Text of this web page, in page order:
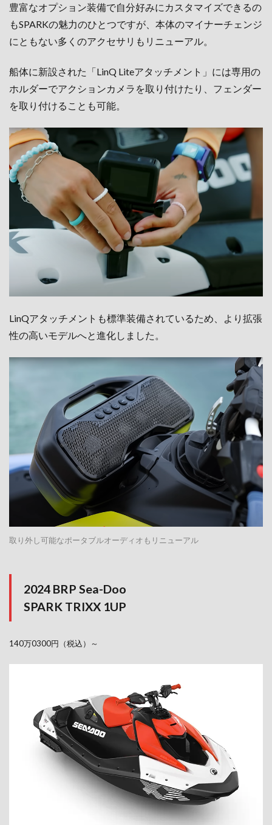
豊富なオプション装備で自分好みにカスタマイズできるの
もSPARKの魅力のひとつですが、本体のマイナーチェンジ
にともない多くのアクセサリもリニューアル。
船体に新設された「LinQ Liteアタッチメント」には専用の
ホルダーでアクションカメラを取り付けたり、フェンダー
を取り付けることも可能。
LinQアタッチメントも標準装備されているため、より拡張
性の高いモデルへと進化しました。
取り外し可能なポータブルオーディオもリニューアル
2024 BRP Sea-Doo
SPARK TRIXX 1UP
140万0300円（税込）～